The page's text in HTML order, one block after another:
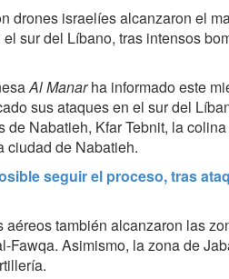
drones israelíes alcanzaron el
sur del Líbano, tras intensos
Al Manarha informado este
sus ataques en el sur del
Nabatieh, Kfar Tebnit, la colina
ciudad de Nabatieh.
seguir el proceso, tras
también alcanzaron las
Fawqa. Asimismo, la zona de